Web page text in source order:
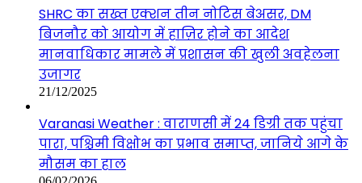
SHRC का सख्त एक्शन तीन नोटिस बेअसर, DM
बिजनौर को आयोग में हाज़िर होने का आदेश
मानवाधिकार मामले में प्रशासन की खुली अवहेलना
उजागर
21/12/2025
Varanasi Weather : वाराणसी में 24 डिग्री तक पहुंचा
पारा, पश्चिमी विक्षोभ का प्रभाव समाप्त, जानिये आगे के
मौसम का हाल